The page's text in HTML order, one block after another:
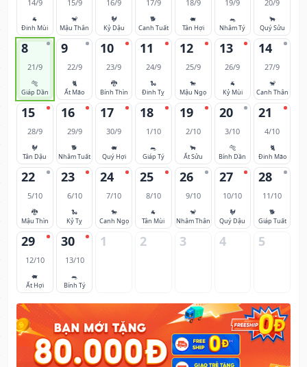
14/9
🐐
Đinh Mùi
15/9
🐒
Mậu Thân
16/9
🐓
Kỷ Dậu
17/9
🐕
Canh Tuất
18/9
🐖
Tân Hợi
19/9
🐀
Nhâm Tý
20/9
🐂
Quý Sửu
8
21/9
🐅
Giáp Dần
9
22/9
🐈
Ất Mão
10
23/9
🐉
Bính Thìn
11
24/9
🐍
Đinh Tỵ
12
25/9
🐎
Mậu Ngọ
13
26/9
🐐
Kỷ Mùi
14
27/9
🐒
Canh Thân
15
28/9
🐓
Tân Dậu
16
29/9
🐕
Nhâm Tuất
17
30/9
🐖
Quý Hợi
18
1/10
🐀
Giáp Tý
19
2/10
🐂
Ất Sửu
20
3/10
🐅
Bính Dần
21
4/10
🐈
Đinh Mão
22
5/10
🐉
Mậu Thìn
23
6/10
🐍
Kỷ Tỵ
24
7/10
🐎
Canh Ngọ
25
8/10
🐐
Tân Mùi
26
9/10
🐒
Nhâm Thân
27
10/10
🐓
Quý Dậu
28
11/10
🐕
Giáp Tuất
29
12/10
🐖
Ất Hợi
30
13/10
🐀
Bính Tý
1 2 3 4 5